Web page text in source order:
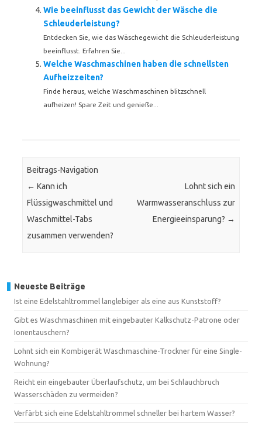
Wie beeinflusst das Gewicht der Wäsche die
Schleuderleistung?
Entdecken Sie, wie das Wäschegewicht die Schleuderleistung
beeinflusst. Erfahren Sie...
Welche Waschmaschinen haben die schnellsten
Aufheizzeiten?
Finde heraus, welche Waschmaschinen blitzschnell
aufheizen! Spare Zeit und genieße...
Beitrags-Navigation
← Kann ich
Flüssigwaschmittel und
Waschmittel-Tabs
zusammen verwenden?
Lohnt sich ein
Warmwasseranschluss zur
Energieeinsparung? →
Neueste Beiträge
Ist eine Edelstahltrommel langlebiger als eine aus Kunststoff?
Gibt es Waschmaschinen mit eingebauter Kalkschutz-Patrone oder
Ionentauschern?
Lohnt sich ein Kombigerät Waschmaschine-Trockner für eine Single-
Wohnung?
Reicht ein eingebauter Überlaufschutz, um bei Schlauchbruch
Wasserschäden zu vermeiden?
Verfärbt sich eine Edelstahltrommel schneller bei hartem Wasser?